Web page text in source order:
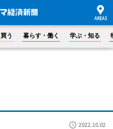
買う 暮らす・働く 学ぶ・知る
2022.10.02